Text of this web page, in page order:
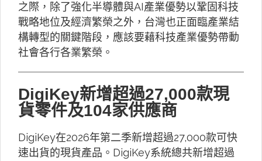
之際，除了強化半導體與AI產業優勢以鞏固科技
戰略地位及經濟繁榮之外，台灣也正面臨產業結
構轉型的關鍵階段，應該要藉科技產業優勢帶動
社會各行各業繁榮。
DigiKey新增超過27,000款現
貨零件及104家供應商
DigiKey在2026年第二季新增超過27,000款可快
速出貨的現貨產品。DigiKey系統總共新增超過